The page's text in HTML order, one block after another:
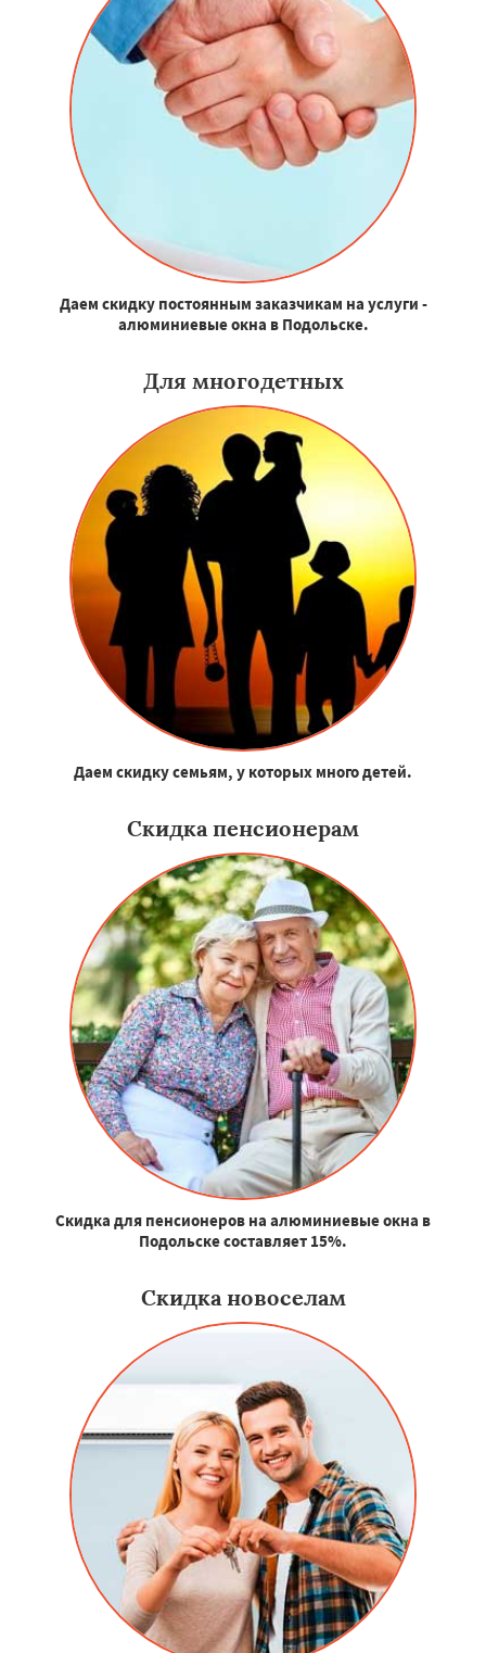
Даем скидку постоянным заказчикам на услуги -
алюминиевые окна в Подольске.
Для многодетных
Даем скидку семьям, у которых много детей.
Скидка пенсионерам
Скидка для пенсионеров на алюминиевые окна в
Подольске составляет 15%.
Скидка новоселам